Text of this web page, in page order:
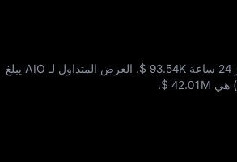
$ 93.54K. العرض المتداول لـ AIO يبلغ
$ 42.01M
.